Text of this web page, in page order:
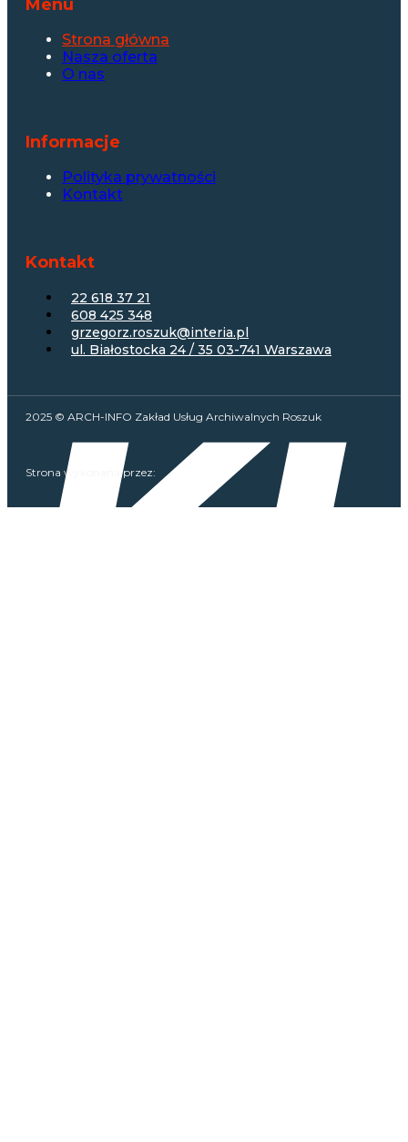
Menu
Strona główna
Nasza oferta
O nas
Informacje
Polityka prywatności
Kontakt
Kontakt
22 618 37 21
608 425 348
grzegorz.roszuk@interia.pl
ul. Białostocka 24 / 35 03-741 Warszawa
2025 © ARCH-INFO Zakład Usług Archiwalnych Roszuk
Strona wykonana przez: